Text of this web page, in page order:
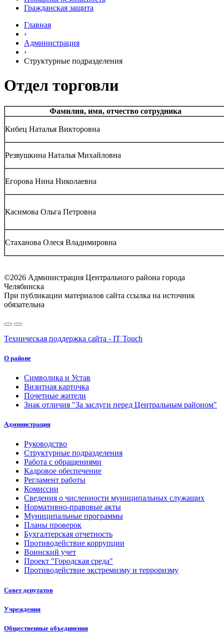
Гражданская защита
Главная
›
Администрация
›
Структурные подразделения
Отдел торговли
Фамилия, имя, отчество сотрудника
Кибец Наталья Викторовна
Резвушкина Наталья Михайловна
Егорова Нина Николаевна
Касимова Ольга Петровна
Стаханова Олеся Владимировна
©2026 Администрация Центрального района города
Челябинска
При публикации материалов сайта ссылка на источник
обязательна
Техническая поддержка сайта - IT Touch
О районе
Символика и Устав
Визитная карточка
Почетные жители
Знак отличия "За заслуги перед Центральным районом"
Администрация
Руководство
Структурные подразделения
Работа с обращениями
Кадровое обеспечение
Регламент работы
Комиссии
Сведения о численности муниципальных служащих
Нормативно-правовые акты
Муниципальные программы
Планы проверок
Бухгалтерская отчетность
Противодействие коррупции
Воинский учет
Проект "Городская среда"
Противодействие экстремизму и терроризму
Совет депутатов
Учреждения
Общественные объединения